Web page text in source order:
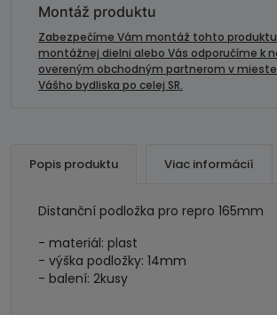
Montáž produktu
Zabezpečíme Vám montáž tohto
montážnej dielni alebo Vás odporučíme k
overeným obchodným partnerom v mieste
Vášho bydliska po celej SR.
Popis produktu Viac informácií
Distanční podložka pro repro 165mm
- materiál: plast
- výška podložky: 14mm
- balení: 2kusy